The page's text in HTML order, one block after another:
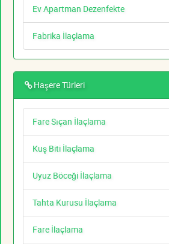
Ev Apartman Dezenfekte
Fabrika İlaçlama
Haşere Türleri
Fare Sıçan İlaçlama
Kuş Biti İlaçlama
Uyuz Böceği İlaçlama
Tahta Kurusu İlaçlama
Fare İlaçlama